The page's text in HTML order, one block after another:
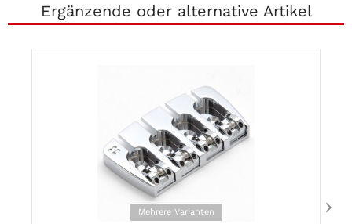
Ergänzende oder alternative Artikel
Mehrere Varianten